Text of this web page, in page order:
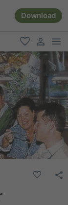
Download
favoriti
user link